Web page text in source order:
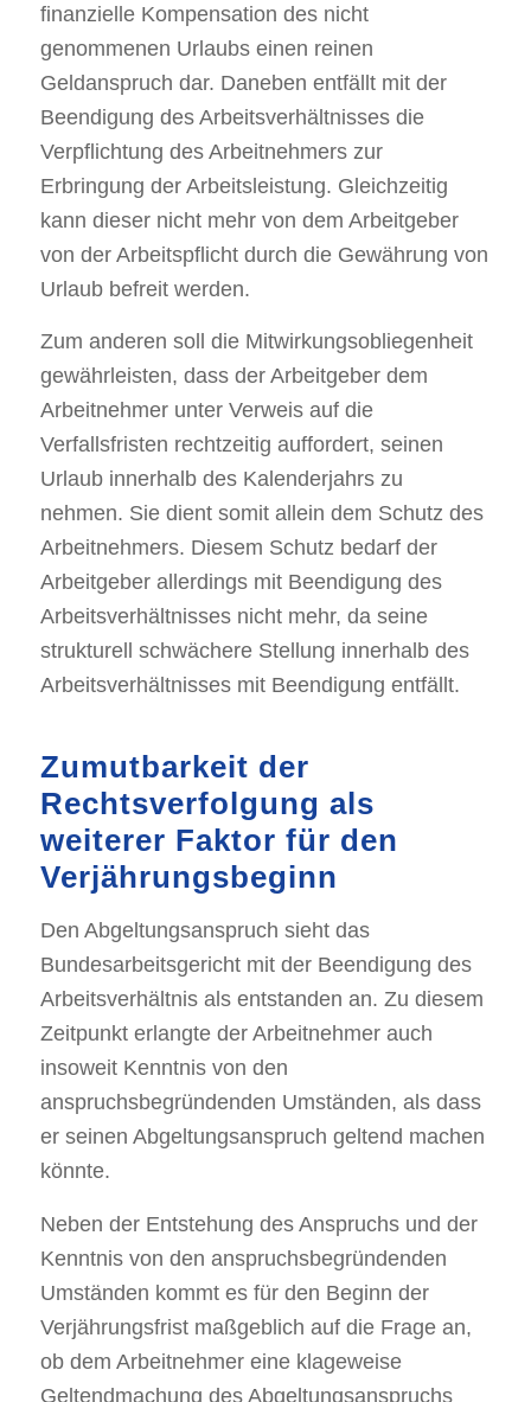
finanzielle Kompensation des nicht
genommenen Urlaubs einen reinen
Geldanspruch dar. Daneben entfällt mit der
Beendigung des Arbeitsverhältnisses die
Verpflichtung des Arbeitnehmers zur
Erbringung der Arbeitsleistung. Gleichzeitig
kann dieser nicht mehr von dem Arbeitgeber
von der Arbeitspflicht durch die Gewährung von
Urlaub befreit werden.
Zum anderen soll die Mitwirkungsobliegenheit
gewährleisten, dass der Arbeitgeber dem
Arbeitnehmer unter Verweis auf die
Verfallsfristen rechtzeitig auffordert, seinen
Urlaub innerhalb des Kalenderjahrs zu
nehmen. Sie dient somit allein dem Schutz des
Arbeitnehmers. Diesem Schutz bedarf der
Arbeitgeber allerdings mit Beendigung des
Arbeitsverhältnisses nicht mehr, da seine
strukturell schwächere Stellung innerhalb des
Arbeitsverhältnisses mit Beendigung entfällt.
Zumutbarkeit der
Rechtsverfolgung als
weiterer Faktor für den
Verjährungsbeginn
Den Abgeltungsanspruch sieht das
Bundesarbeitsgericht mit der Beendigung des
Arbeitsverhältnis als entstanden an. Zu diesem
Zeitpunkt erlangte der Arbeitnehmer auch
insoweit Kenntnis von den
anspruchsbegründenden Umständen, als dass
er seinen Abgeltungsanspruch geltend machen
könnte.
Neben der Entstehung des Anspruchs und der
Kenntnis von den anspruchsbegründenden
Umständen kommt es für den Beginn der
Verjährungsfrist maßgeblich auf die Frage an,
ob dem Arbeitnehmer eine klageweise
Geltendmachung des Abgeltungsanspruchs